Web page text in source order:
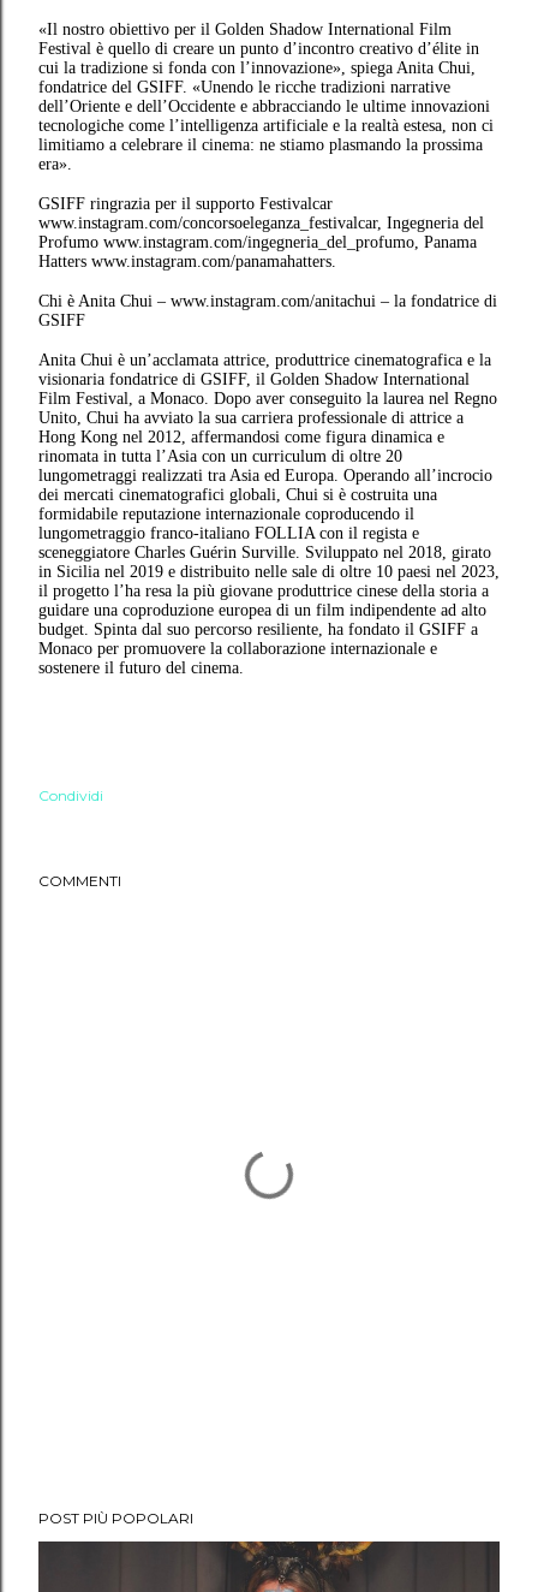
«Il nostro obiettivo per il Golden Shadow International Film
Festival è quello di creare un punto d’incontro creativo d’élite in
cui la tradizione si fonda con l’innovazione», spiega Anita Chui,
fondatrice del GSIFF. «Unendo le ricche tradizioni narrative
dell’Oriente e dell’Occidente e abbracciando le ultime innovazioni
tecnologiche come l’intelligenza artificiale e la realtà estesa, non ci
limitiamo a celebrare il cinema: ne stiamo plasmando la prossima
era».
GSIFF ringrazia per il supporto Festivalcar
www.instagram.com/concorsoeleganza_festivalcar, Ingegneria del
Profumo www.instagram.com/ingegneria_del_profumo, Panama
Hatters www.instagram.com/panamahatters.
Chi è Anita Chui – www.instagram.com/anitachui – la fondatrice di
GSIFF
Anita Chui è un’acclamata attrice, produttrice cinematografica e la
visionaria fondatrice di GSIFF, il Golden Shadow International
Film Festival, a Monaco. Dopo aver conseguito la laurea nel Regno
Unito, Chui ha avviato la sua carriera professionale di attrice a
Hong Kong nel 2012, affermandosi come figura dinamica e
rinomata in tutta l’Asia con un curriculum di oltre 20
lungometraggi realizzati tra Asia ed Europa. Operando all’incrocio
dei mercati cinematografici globali, Chui si è costruita una
formidabile reputazione internazionale coproducendo il
lungometraggio franco-italiano FOLLIA con il regista e
sceneggiatore Charles Guérin Surville. Sviluppato nel 2018, girato
in Sicilia nel 2019 e distribuito nelle sale di oltre 10 paesi nel 2023,
il progetto l’ha resa la più giovane produttrice cinese della storia a
guidare una coproduzione europea di un film indipendente ad alto
budget. Spinta dal suo percorso resiliente, ha fondato il GSIFF a
Monaco per promuovere la collaborazione internazionale e
sostenere il futuro del cinema.
Condividi
COMMENTI
POST PIÙ POPOLARI